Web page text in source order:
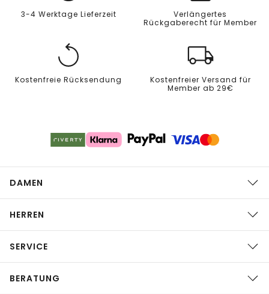
3-4 Werktage Lieferzeit
Verlängertes
Rückgaberecht für Member
Kostenfreie Rücksendung
Kostenfreier Versand für
Member ab 29€
DAMEN
HERREN
SERVICE
BERATUNG